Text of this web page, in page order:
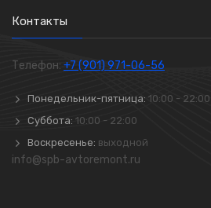
Контакты
Телефон: +7 (901) 971-06-56
Понедельник-пятница: 10:00 - 22:00
Суббота: 10:00 - 22:00
Воскресенье: выходной
info@spb-avtoremont.ru